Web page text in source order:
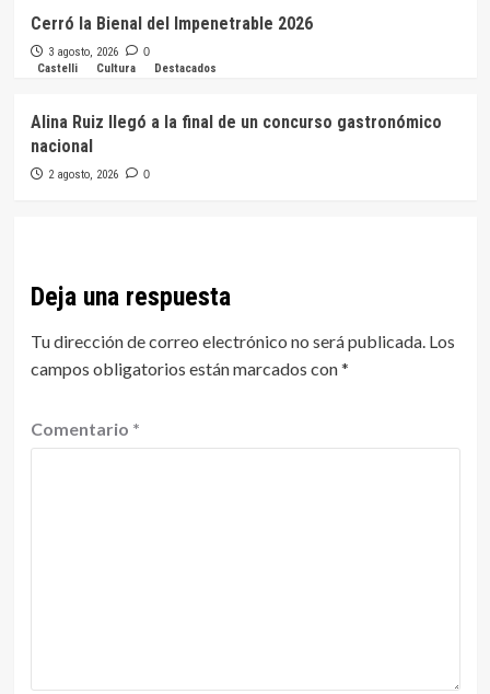
Cerró la Bienal del Impenetrable 2026
3 agosto, 2026 0
Castelli Cultura Destacados
Alina Ruiz llegó a la final de un concurso gastronómico
nacional
2 agosto, 2026 0
Deja una respuesta
Tu dirección de correo electrónico no será publicada. Los
campos obligatorios están marcados con*
Comentario *